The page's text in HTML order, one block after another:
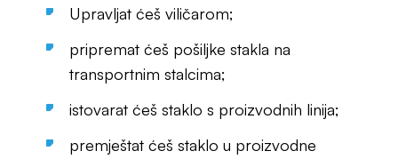
Upravljat ćeš viličarom;
pripremat ćeš pošiljke stakla na
transportnim stalcima;
istovarat ćeš staklo s proizvodnih linija;
premještat ćeš staklo u proizvodne